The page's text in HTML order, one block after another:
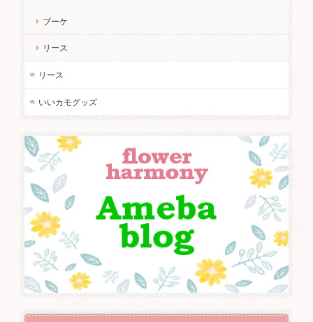
ブーケ
リース
リース
いいカモグッズ